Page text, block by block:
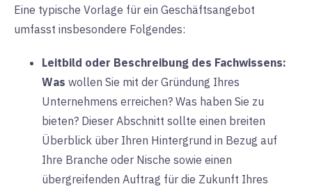
Eine typische Vorlage für ein Geschäftsangebot
umfasst insbesondere Folgendes:
Leitbild oder Beschreibung des Fachwissens:
Was wollen Sie mit der Gründung Ihres
Unternehmens erreichen? Was haben Sie zu
bieten? Dieser Abschnitt sollte einen breiten
Überblick über Ihren Hintergrund in Bezug auf
Ihre Branche oder Nische sowie einen
übergreifenden Auftrag für die Zukunft Ihres